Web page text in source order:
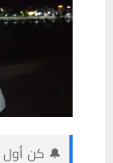
🔔 كن أول